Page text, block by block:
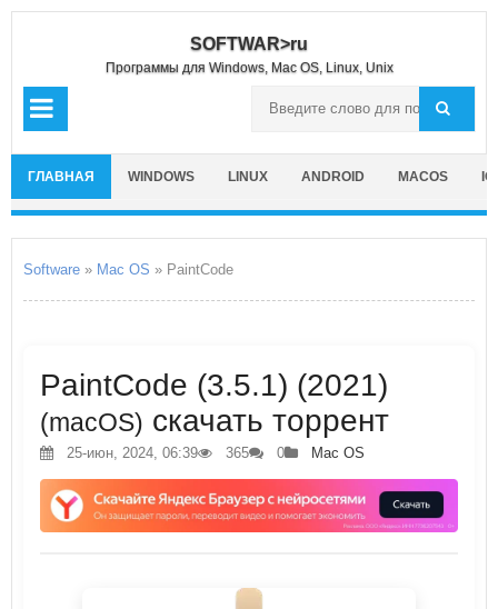
SOFTWAR>ru
Программы для Windows, Mac OS, Linux, Unix
ГЛАВНАЯ WINDOWS LINUX ANDROID MACOS
Software » Mac OS » PaintCode
PaintCode (3.5.1) (2021)
(macOS) скачать торрент
25-июн, 2024, 06:39 365 0 Mac OS